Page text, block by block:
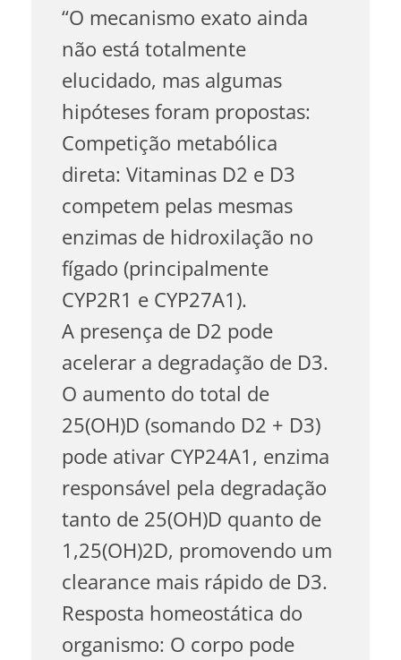
“O mecanismo exato ainda
não está totalmente
elucidado, mas algumas
hipóteses foram propostas:
Competição metabólica
direta: Vitaminas D2 e D3
competem pelas mesmas
enzimas de hidroxilação no
fígado (principalmente
CYP2R1 e CYP27A1).
A presença de D2 pode
acelerar a degradação de D3.
O aumento do total de
25(OH)D (somando D2 + D3)
pode ativar CYP24A1, enzima
responsável pela degradação
tanto de 25(OH)D quanto de
1,25(OH)2D, promovendo um
clearance mais rápido de D3.
Resposta homeostática do
organismo: O corpo pode